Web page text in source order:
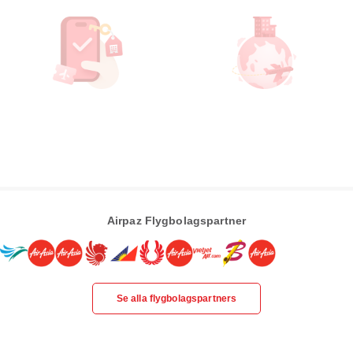
Airpaz Flygbolagspartner
Se alla flygbolagspartners